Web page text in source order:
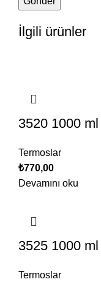
İlgili ürünler
3520 1000
Termoslar
₺770,00
Devamını oku
3525 1000
Termoslar